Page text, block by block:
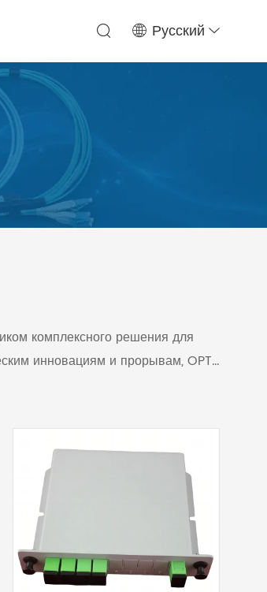
Русский
комплексного решения для
инновациям и прорывам, OPT
техническую